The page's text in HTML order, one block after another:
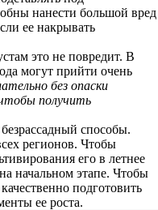
нанести большой вред
ее накрывать
это не повредит. В
могут прийти очень
без опаски
получить
способы.
регионов. Чтобы
его в летнее
начальном этапе. Чтобы
подготовить
ее роста.